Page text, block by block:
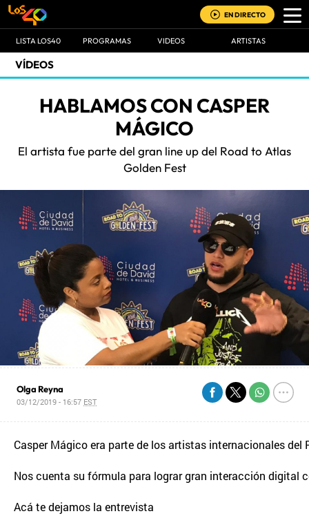
EN DIRECTO
LISTA LOS40 PROGRAMAS VIDEOS ARTISTAS
VÍDEOS
HABLAMOS CON CASPER
MÁGICO
El artista fue parte del gran line up del Road to Atlas
Golden Fest
Olga Reyna
03/12/2019 - 16:57 EST
Casper Mágico era parte de los artistas internacionales del
Nos cuenta su fórmula para lograr gran interacción digital
Acá te dejamos la entrevista